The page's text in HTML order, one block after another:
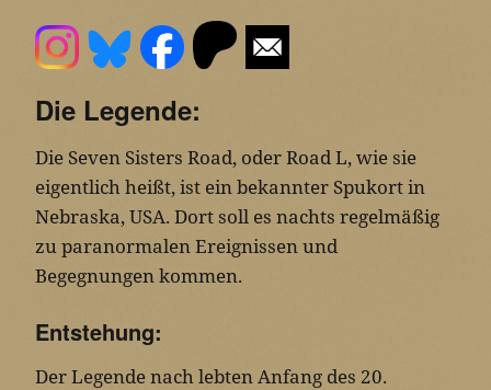
Die Legende:
Die Seven Sisters Road, oder Road L, wie sie
eigentlich heißt, ist ein bekannter Spukort in
Nebraska, USA. Dort soll es nachts regelmäßig
zu paranormalen Ereignissen und
Begegnungen kommen.
Entstehung:
Der Legende nach lebten Anfang des 20.